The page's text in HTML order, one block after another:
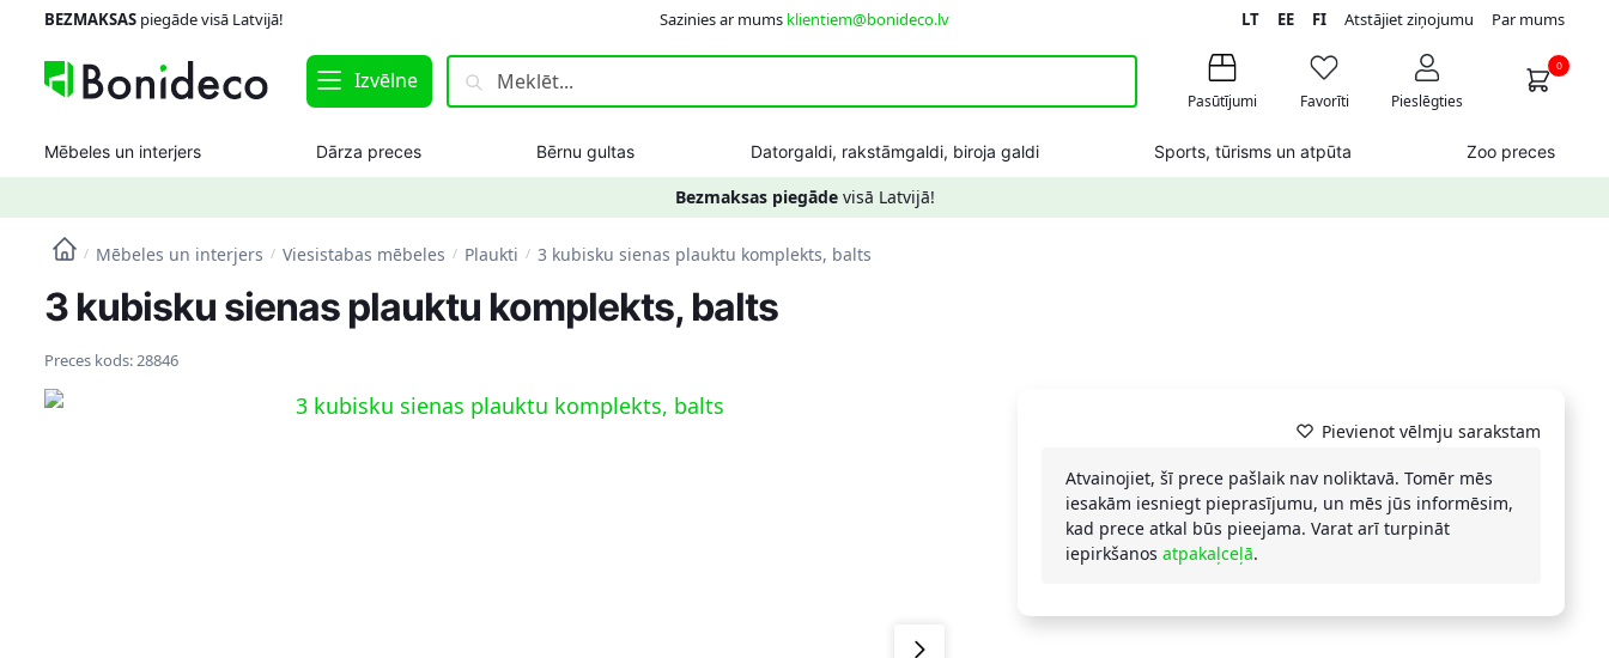
navigation
content
BEZMAKSASpiegāde visā Latvijā! Sazinies ar mums klientiem@bonideco.lv LT EE FIAtstājiet ziņojumu Par mums
Izvēlne
Meklēt:
Pasūtījumi Favorīti Pieslēgties
0
Mēbeles un interjers Dārza preces Bērnu gultas Datorgaldi, rakstāmgaldi, biroja galdi Sports, tūrisms un atpūta Zoo preces
Bezmaksas piegādevisā Latvijā!
/ Mēbeles un interjers / Viesistabas mēbeles / Plaukti / 3 kubisku sienas plauktu komplekts, balts
3 kubisku sienas plauktu komplekts, balts
Preces kods:28846
Pievienot vēlmju sarakstam
Atvainojiet, šī prece pašlaik nav noliktavā. Tomēr mēs
iesakām iesniegt pieprasījumu, un mēs jūs informēsim,
kad prece atkal būs pieejama. Varat arī turpināt
iepirkšanos atpakaļceļā.